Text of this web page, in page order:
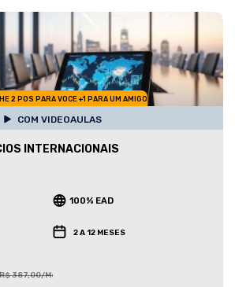
2 POS PARA VOCE +1 PARA UM AMIGO
COM VIDEOAULAS
INTERNACIONAIS
100% EAD
2 A 12 MESES
387,00/Mês